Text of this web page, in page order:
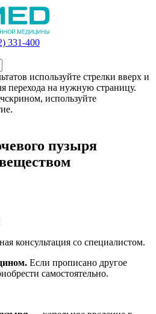
331-400
используйте стрелки вверх и
перехода на нужную страницу.
используйте
пузыря
консультация со специалистом.
Если прописано другое
самостоятельно.